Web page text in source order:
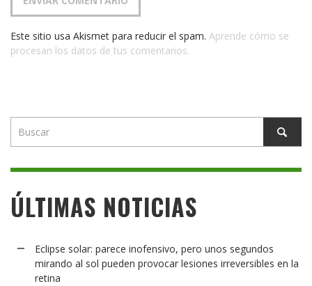
Este sitio usa Akismet para reducir el spam. Aprende cómo se
procesan los datos de tus comentarios.
ÚLTIMAS NOTICIAS
Eclipse solar: parece inofensivo, pero unos segundos
mirando al sol pueden provocar lesiones irreversibles en la
retina